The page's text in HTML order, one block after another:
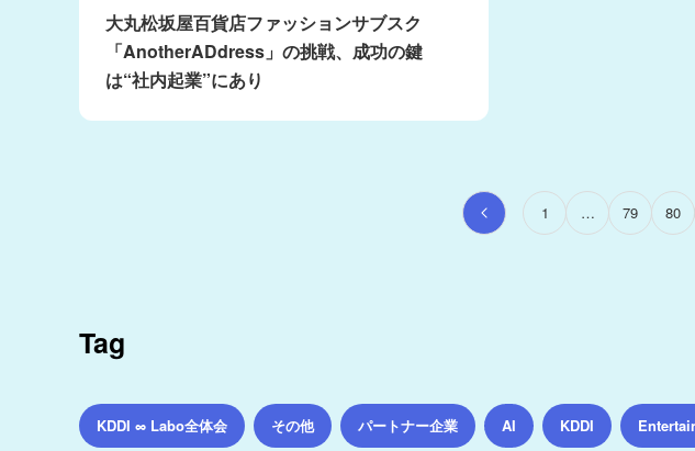
大丸松坂屋百貨店ファッションサブスク
「AnotherADdress」の挑戦、成功の鍵
は“社内起業”にあり
1 … 79 80
Tag
KDDI ∞ Labo全体会 その他 パートナー企業 AI KDDI